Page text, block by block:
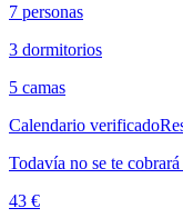
7 personas
3 dormitorios
5 camas
Calendario verificado
Todavía no se te cobrará
43 €